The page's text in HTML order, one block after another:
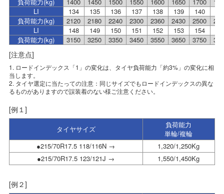
LI
134 135 136 137 138 139 140
負荷能力(kg)
2120 2180 2240 2300 2360 2430 2500
LI
148 149 150 151 152 153 154
負荷能力(kg)
3150 3250 3350 3450 3550 3650 3750
[注意点]
1. ロードインデックス「1」の変化は、タイヤ負荷能力「約3%」の変化に相
当します。
2. タイヤ選定に当たっての注意：同じサイズでもロードインデックスの異な
るものがありますので誤装着のない様ご注意ください。
[例１]
タイヤサイズ
負荷能力
単輪/複輪
●215/70R17.5 118/116N →
1,320/1,250Kg
●215/70R17.5 123/121J →
1,550/1,450Kg
[例２]